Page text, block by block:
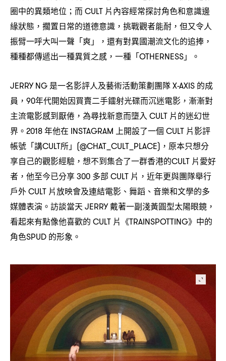
圈中的異類地位 ； 而CULT 片內容經常探討角色和意識邊
緣狀態 ， 擱置日常的道德意識 ， 挑戰觀者能耐 ， 但又令人
振臂一呼大叫一聲「爽」
， 還有對異國潮流文化的追捧 ，
種種都傳遞出一種異質之感 ， 一種「OTHERNESS」。
JERRY NG 是一名影評人及藝術活動策劃團隊X-AXIS 的成
員 ，90年代開始因買賣二手鐳射光碟而沉迷電影 ， 漸漸對
主流電影感到厭倦 ， 為尋找新意而墮入 CULT 片的迷幻世
界。 2018年他在 INSTAGRAM 上開設了一個 CULT 片影評
帳號「講CULT所」 (@CHAT_CULT_PLACE)， 原本只想分
享自己的觀影經驗 ， 想不到集合了一群香港的CULT 片愛好
者 ， 他至今已分享 300 多部 CULT 片 ， 近年更與團隊舉行
戶外CULT 片放映會及連結電影、舞蹈、音樂和文學的多
媒體表演。訪談當天 JERRY戴著一副淺黃圓型太陽眼鏡 ，
看起來有點像他喜歡的 CULT 片《TRAINSPOTTING》中的
角色SPUD 的形象。